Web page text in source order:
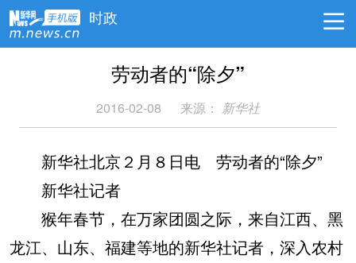
时政
劳动者的“除夕”
2016-02-08 来源： 新华社
新华社北京２月８日电 劳动者的“除夕”
新华社记者
猴年春节，在万家团圆之际，来自江西、黑
龙江、山东、福建等地的新华社记者，深入农村